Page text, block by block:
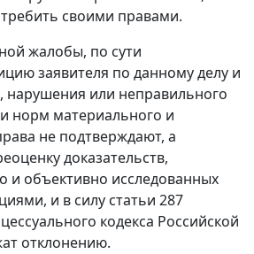
своими правами.
жалобы, по сути
заявителя по данному делу и
нарушения или неправильного
норм материального и
не подтверждают, а
доказательств,
и объективно исследованных
и в силу статьи 287
кодекса Российской
отклонению.